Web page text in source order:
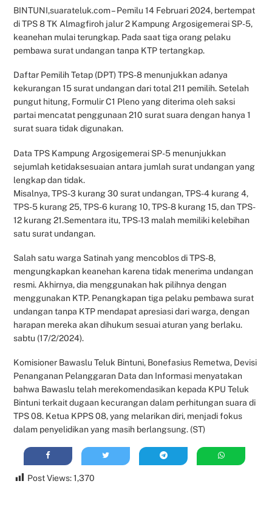
BINTUNI,suarateluk.com – Pemilu 14 Februari 2024, bertempat
di TPS 8 TK Almagfiroh jalur 2 Kampung Argosigemerai SP-5,
keanehan mulai terungkap. Pada saat tiga orang pelaku
pembawa surat undangan tanpa KTP tertangkap.
Daftar Pemilih Tetap (DPT) TPS-8 menunjukkan adanya
kekurangan 15 surat undangan dari total 211 pemilih. Setelah
pungut hitung, Formulir C1 Pleno yang diterima oleh saksi
partai mencatat penggunaan 210 surat suara dengan hanya 1
surat suara tidak digunakan.
Data TPS Kampung Argosigemerai SP-5 menunjukkan
sejumlah ketidaksesuaian antara jumlah surat undangan yang
lengkap dan tidak.
Misalnya, TPS-3 kurang 30 surat undangan, TPS-4 kurang 4,
TPS-5 kurang 25, TPS-6 kurang 10, TPS-8 kurang 15, dan TPS-
12 kurang 21.Sementara itu, TPS-13 malah memiliki kelebihan
satu surat undangan.
Salah satu warga Satinah yang mencoblos di TPS-8,
mengungkapkan keanehan karena tidak menerima undangan
resmi. Akhirnya, dia menggunakan hak pilihnya dengan
menggunakan KTP. Penangkapan tiga pelaku pembawa surat
undangan tanpa KTP mendapat apresiasi dari warga, dengan
harapan mereka akan dihukum sesuai aturan yang berlaku.
sabtu (17/2/2024).
Komisioner Bawaslu Teluk Bintuni, Bonefasius Remetwa, Devisi
Penanganan Pelanggaran Data dan Informasi menyatakan
bahwa Bawaslu telah merekomendasikan kepada KPU Teluk
Bintuni terkait dugaan kecurangan dalam perhitungan suara di
TPS 08. Ketua KPPS 08, yang melarikan diri, menjadi fokus
dalam penyelidikan yang masih berlangsung. (ST)
Post Views: 1,370